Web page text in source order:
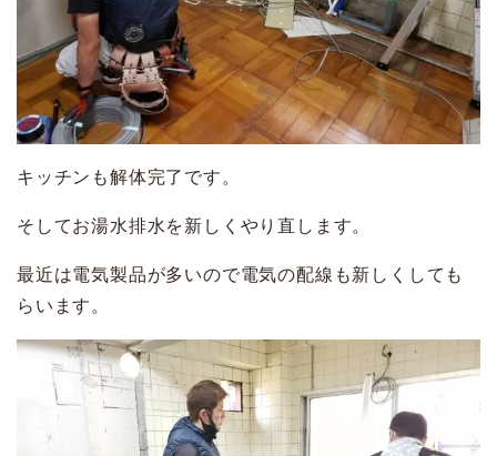
キッチンも解体完了です。
そしてお湯水排水を新しくやり直します。
最近は電気製品が多いので電気の配線も新しくしても
らいます。